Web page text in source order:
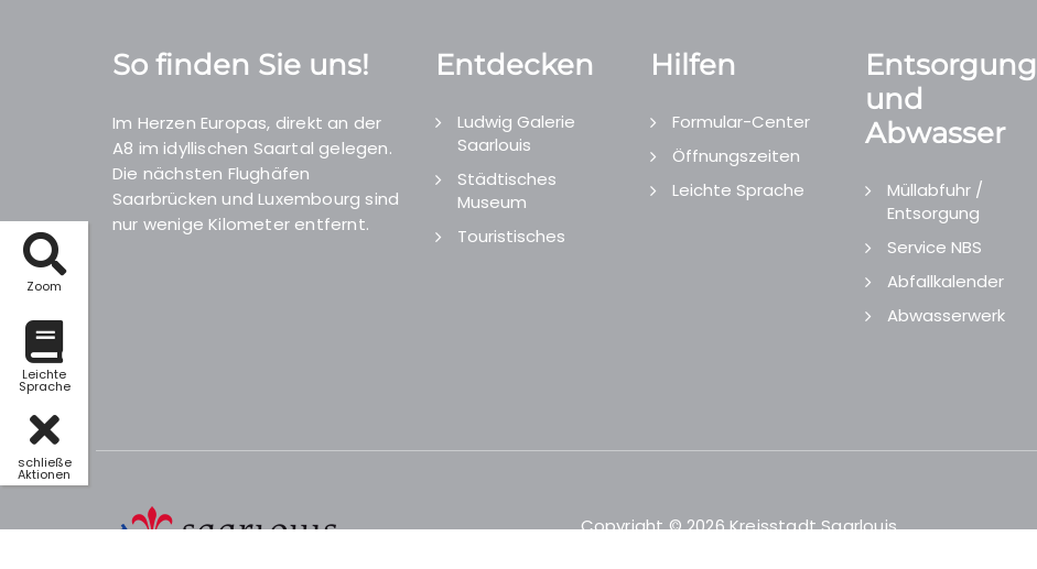
Zoom
Leichte
Sprache
schließe
Aktionen
So finden Sie uns!
Im Herzen Europas, direkt an der
A8 im idyllischen Saartal gelegen.
Die nächsten Flughäfen
Saarbrücken und Luxembourg sind
nur wenige Kilometer entfernt.
Entdecken
Ludwig Galerie
Saarlouis
Städtisches
Museum
Touristisches
Hilfen
Formular-Center
Öffnungszeiten
Leichte Sprache
Entsorgung
und
Abwasser
Müllabfuhr /
Entsorgung
Service NBS
Abfallkalender
Abwasserwerk
Copyright © 2026 Kreisstadt Saarlouis.